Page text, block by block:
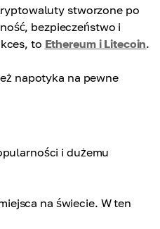
stworzone po
bezpieczeństwo i
to Ethereum i Litecoin.
napotyka na pewne
i dużemu
na świecie. W ten